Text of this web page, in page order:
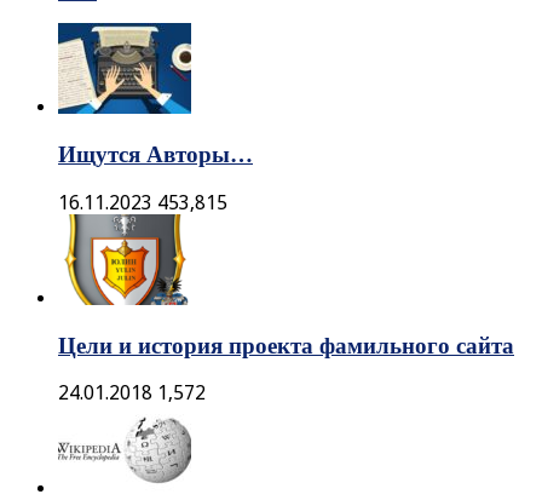
Ищутся Авторы…
16.11.2023 453,815
Цели и история проекта фамильного сайта
24.01.2018 1,572